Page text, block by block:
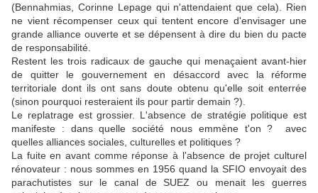
(Bennahmias, Corinne Lepage qui n'attendaient que cela). Rien
ne vient récompenser ceux qui tentent encore d'envisager une
grande alliance ouverte et se dépensent à dire du bien du pacte
de responsabilité.
Restent les trois radicaux de gauche qui menaçaient avant-hier
de quitter le gouvernement en désaccord avec la réforme
territoriale dont ils ont sans doute obtenu qu'elle soit enterrée
(sinon pourquoi resteraient ils pour partir demain ?).
Le replatrage est grossier. L'absence de stratégie politique est
manifeste : dans quelle société nous emmène t'on ? avec
quelles alliances sociales, culturelles et politiques ?
La fuite en avant comme réponse à l'absence de projet culturel
rénovateur : nous sommes en 1956 quand la SFIO envoyait des
parachutistes sur le canal de SUEZ ou menait les guerres